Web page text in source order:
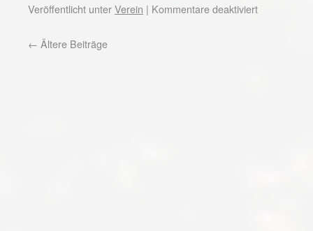
Veröffentlicht unterVerein | Kommentare deaktiviert
← Ältere Beiträge